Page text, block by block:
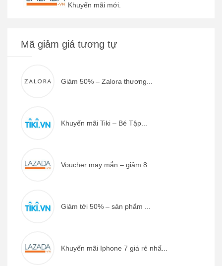
Khuyến mãi mới.
Mã giảm giá tương tự
Giảm 50% – Zalora thương...
Khuyến mãi Tiki – Bé Tập...
Voucher may mắn – giảm 8...
Giảm tới 50% – sản phẩm ...
Khuyến mãi Iphone 7 giá rẻ nhấ...